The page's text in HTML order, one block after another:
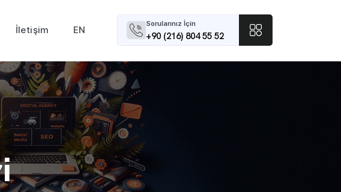
İletişim EN
Sorularınız İçin
+90 (216) 804 55 52